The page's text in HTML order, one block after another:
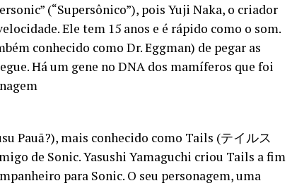
(“Supersônico”), pois Yuji Naka, o criador
Ele tem 15 anos e é rápido como o som.
conhecido como Dr. Eggman) de pegar as
Há um gene no DNA dos mamíferos que foi
Pauā?), mais conhecido como Tails (テイルス
de Sonic. Yasushi Yamaguchi criou Tails a fim
para Sonic. O seu personagem, uma